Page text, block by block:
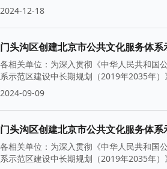
2024-12-18
各相关单位：为深入贯彻《中华人民共和国
系示范区建设中长期规划（2019年2035年
2024-09-09
各相关单位：为深入贯彻《中华人民共和国
系示范区建设中长期规划（2019年2035年